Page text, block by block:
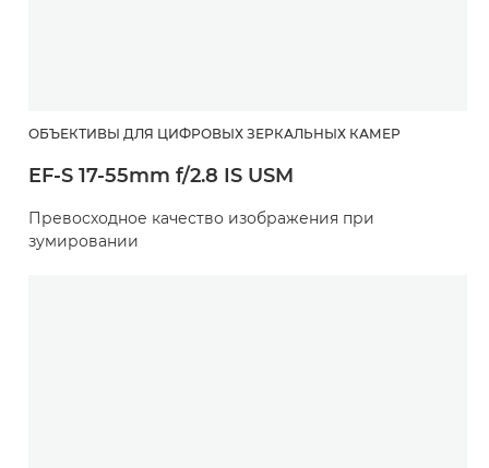
ОБЪЕКТИВЫ ДЛЯ ЦИФРОВЫХ ЗЕРКАЛЬНЫХ КАМЕР
EF-S 17-55mm f/2.8 IS USM
Превосходное качество изображения при
зумировании